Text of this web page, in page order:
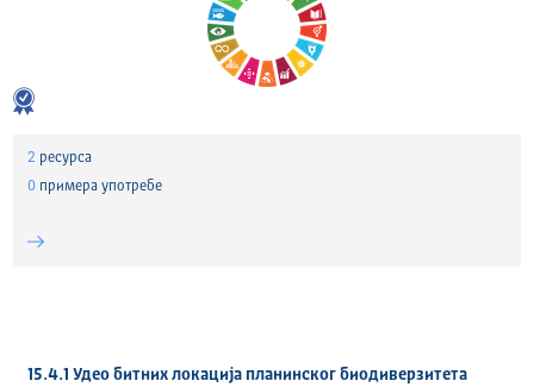
2 ресурса
0 примера употребе
15.4.1 Удео битних локација планинског биодиверзитета